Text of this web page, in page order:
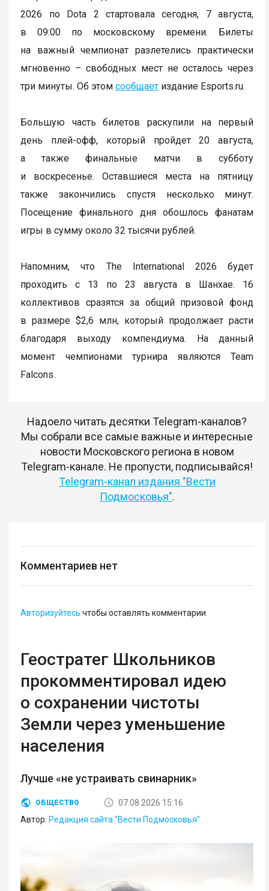
2026 по Dota 2 стартовала сегодня, 7 августа,
в 09:00 по московскому времени. Билеты
на важный чемпионат разлетелись практически
мгновенно – свободных мест не осталось через
три минуты. Об этомсообщает издание Esports.ru.
Большую часть билетов раскупили на первый
день плей-офф, который пройдет 20 августа,
а также финальные матчи в субботу
и воскресенье. Оставшиеся места на пятницу
также закончились спустя несколько минут.
Посещение финального дня обошлось фанатам
игры в сумму около 32 тысячи рублей.
Напомним, что The International 2026 будет
проходить с 13 по 23 августа в Шанхае. 16
коллективов сразятся за общий призовой фонд
в размере $2,6 млн, который продолжает расти
благодаря выходу компендиума. На данный
момент чемпионами турнира являются Team
Falcons.
Надоело читать десятки Telegram-каналов?
Мы собрали все самые важные и интересные
новости Московского региона в новом
Telegram-канале. Не пропусти, подписывайся!
Telegram-канал издания "Вести
Подмосковья".
Комментариев нет
Авторизуйтесь чтобы оставлять комментарии
Геостратег Школьников
прокомментировал идею
о сохранении чистоты
Земли через уменьшение
населения
Лучше «не устраивать свинарник»
ОБЩЕСТВО
07.08.2026 15:16
Автор: Редакция сайта "Вести Подмосковья"